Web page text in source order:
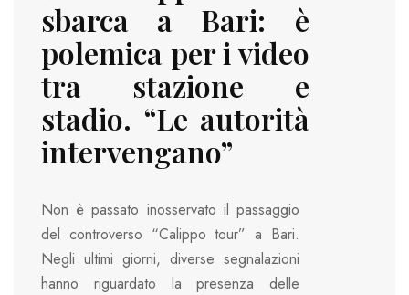
sbarca a Bari: è
polemica per i video
tra stazione e
stadio. “Le autorità
intervengano”
Non è passato inosservato il passaggio
del controverso “Calippo tour” a Bari.
Negli ultimi giorni, diverse segnalazioni
hanno riguardato la presenza delle